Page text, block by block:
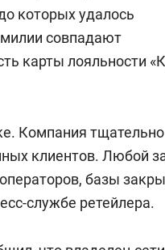
которых удалось
совпадают
карты лояльности
Компания тщательно
клиентов. Любой
базы
службе ретейлера.